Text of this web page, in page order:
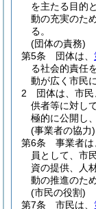
を主たる目的
動の充実のた
る。
(団体の責務)
第5条
団体は、
る社会的責任
動が広く市民
2
団体は、市
供者等に対し
極的に公開し
(事業者の協力)
第6条
事業者は
員として、市
資の提供、人
動の推進のた
(市民の役割)
第7条
市民は、